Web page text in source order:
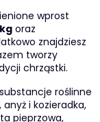
wprost
oraz
znajdziesz
tworzy
chrząstki.
roślinne
i kozieradka,
pieprzowa,